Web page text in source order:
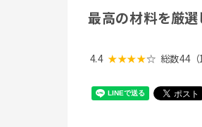
最高の材料を厳選
4.4 ★★★★☆ 総数44